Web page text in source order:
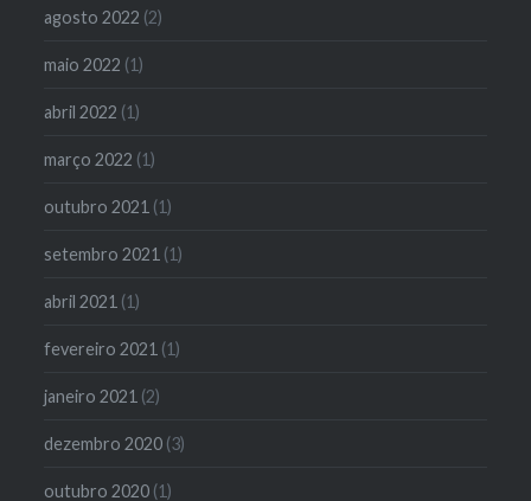
agosto 2022 (2)
maio 2022 (1)
abril 2022 (1)
março 2022 (1)
outubro 2021 (1)
setembro 2021 (1)
abril 2021 (1)
fevereiro 2021 (1)
janeiro 2021 (2)
dezembro 2020 (3)
outubro 2020 (1)